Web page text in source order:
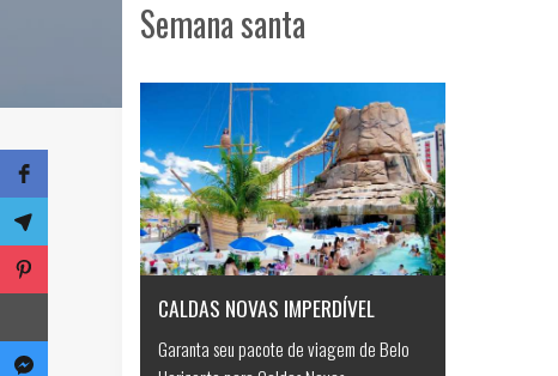
Semana santa
CALDAS NOVAS IMPERDÍVEL
Garanta seu pacote de viagem de Belo